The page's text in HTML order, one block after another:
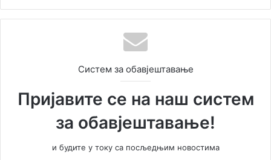
Систем за обавјештавање
Пријавите се на наш систем
за обавјештавање!
и будите у току са посљедњим новостима